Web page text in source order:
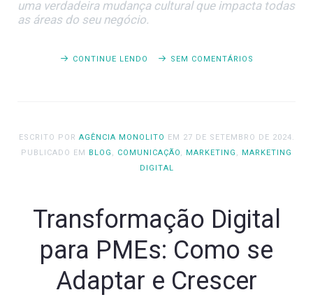
uma verdadeira mudança cultural que impacta todas
as áreas do seu negócio.
CONTINUE LENDO SEM COMENTÁRIOS
ESCRITO POR AGÊNCIA MONOLITO EM 27 DE SETEMBRO DE 2024.
PUBLICADO EM
BLOG , COMUNICAÇÃO, MARKETING ,
MARKETING
DIGITAL
Transformação Digital
para PMEs: Como se
Adaptar e Crescer